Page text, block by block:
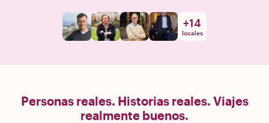
+14
locales
Personas reales. Historias reales. Viajes
realmente buenos.